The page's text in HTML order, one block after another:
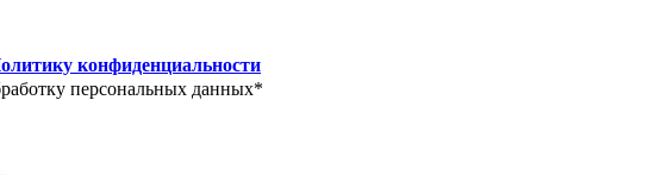
конфиденциальности
персональных данных*